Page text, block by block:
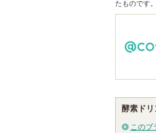
たものです。
酵素ド
このブ